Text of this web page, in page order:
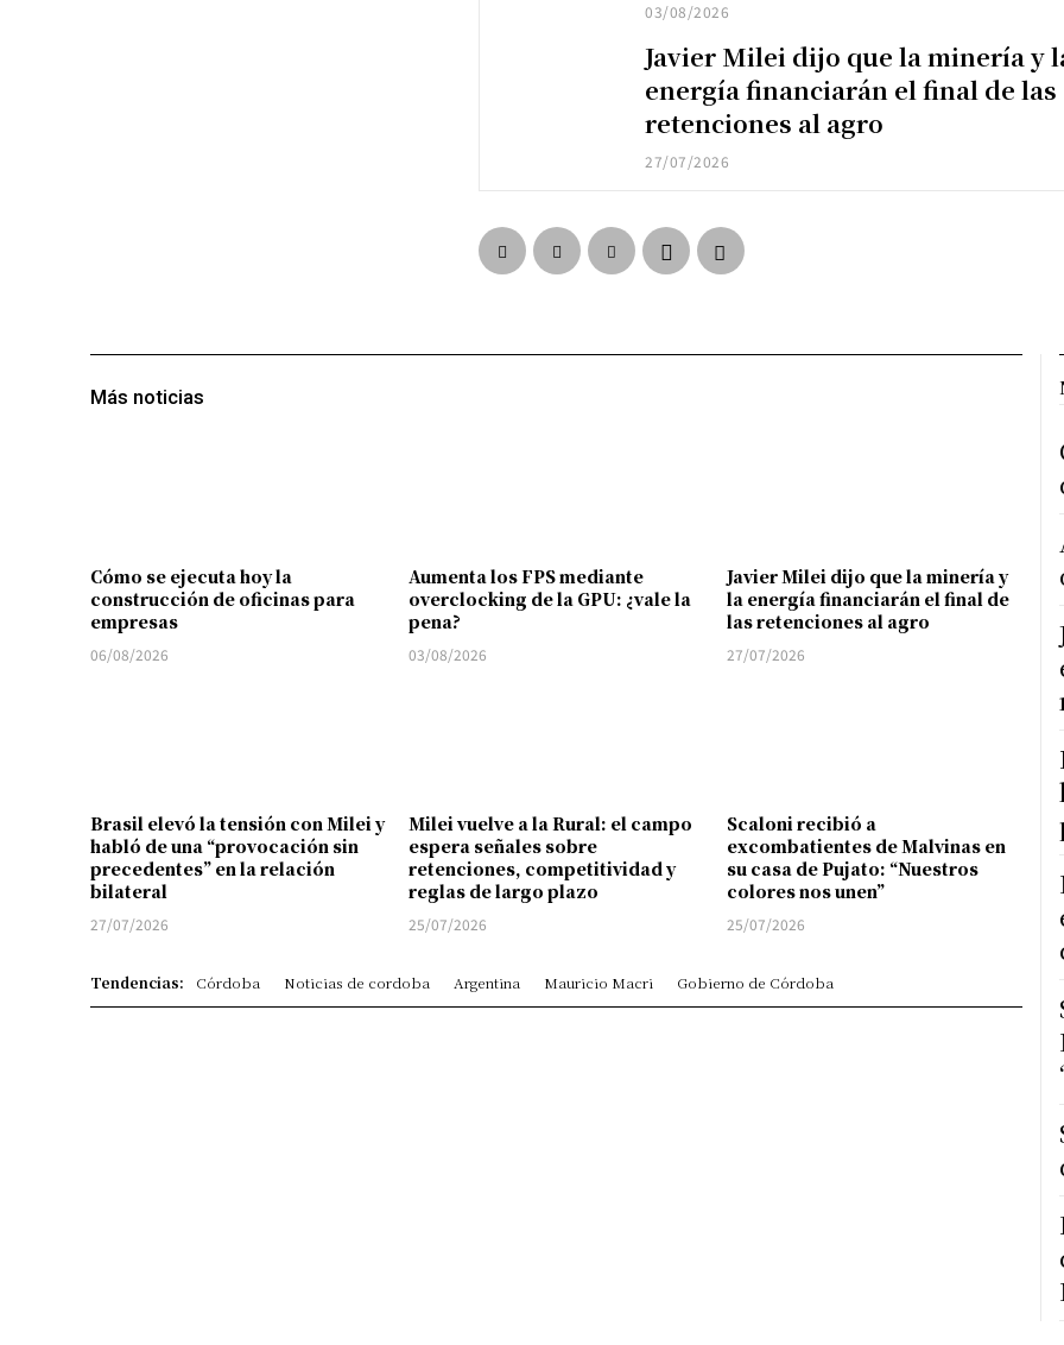
03/08/2026
Javier Milei dijo que la minería y
energía financiarán el final de las
retenciones al agro
27/07/2026
Más noticias
Cómo se ejecuta hoy la
construcción de oficinas para
empresas
06/08/2026
Aumenta los FPS mediante
overclocking de la GPU: ¿vale la
pena?
03/08/2026
Javier Milei dijo que la minería y
la energía financiarán el final de
las retenciones al agro
27/07/2026
Brasil elevó la tensión con Milei y
habló de una “provocación sin
precedentes” en la relación
bilateral
27/07/2026
Milei vuelve a la Rural: el campo
espera señales sobre
retenciones, competitividad y
reglas de largo plazo
25/07/2026
Scaloni recibió a
excombatientes de Malvinas en
su casa de Pujato: “Nuestros
colores nos unen”
25/07/2026
Tendencias: Córdoba Noticias de cordoba Argentina Mauricio Macri Gobierno de Córdoba